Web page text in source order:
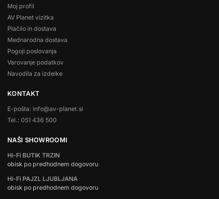
Moj profil
AV Planet vizitka
Plačilo in dostava
Mednarodna dostava
Pogoji poslovanja
Varovanje podatkov
Navodila za izdelke
KONTAKT
E-pošta: info@av-planet.si
Tel.: 051 436 500
NAŠI SHOWROOMI
Hi-Fi BUTIK TRZIN
obisk po predhodnem dogovoru
Hi-Fi PAJZL LJUBLJANA
obisk po predhodnem dogovoru